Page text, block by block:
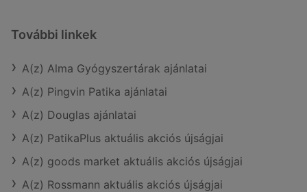
További linkek
A(z) Alma Gyógyszertárak ajánlatai
A(z) Pingvin Patika ajánlatai
A(z) Douglas ajánlatai
A(z) PatikaPlus aktuális akciós újságjai
A(z) goods market aktuális akciós újságjai
A(z) Rossmann aktuális akciós újságjai